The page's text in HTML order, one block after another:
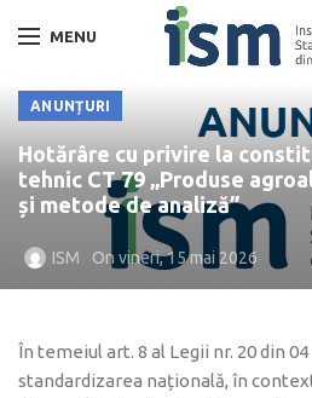
MENU
ANUNȚURI
Hotărâre cu privire la
tehnic CT 79 „Produse
și metode de analiză”
ISM On vineri, 15 mai 2026
În temeiul art. 8 al Legii nr. 20 din
standardizarea națională, în